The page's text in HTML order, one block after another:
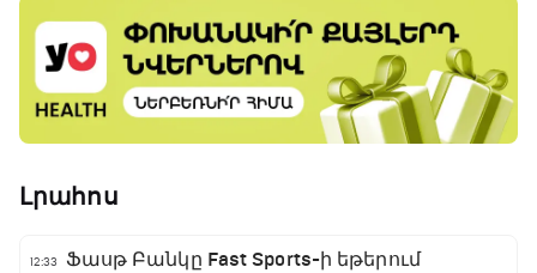
Լրահոս
12:33
Ֆասթ Բանկը Fast Sports-ի եթերում